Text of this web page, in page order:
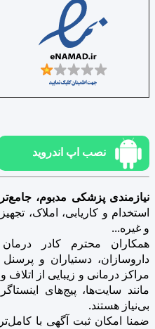
نصب اپ اندروید
نیازمندی پزشکی مدبوم،
استخدام و کاریابی، املاک،
و غیره...
همکاران محترم کادر
داروسازان، دستیاران و پرسنل
مراکز درمانی و زیبایی از
مانند سایت‌ها، پیج‌های
بی‌نیاز هستند.
ضمنا امکان ثبت آگهی با